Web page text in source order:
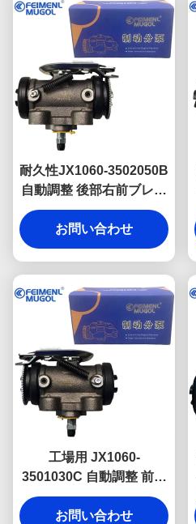
耐久性JX1060-3502050B
自動調整 後部右前ブレー
キドラムシリンダー JMC
ニューシュンダユーロ5
用 ブリーダーバルブ 長寿
ます
お問い合わせ
工場用 JX1060-
3501030C 自動調整 前左
ブレーキホイール 円筒
JMC 新シュンダ ユーロ 5
お問い合わせ